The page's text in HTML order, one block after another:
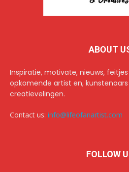
ABOUT
Inspiratie, motivate, nieuws,
opkomende artist en,
creatievelingen.
Contact us: info@lifeofanartist.com
FOLLOW